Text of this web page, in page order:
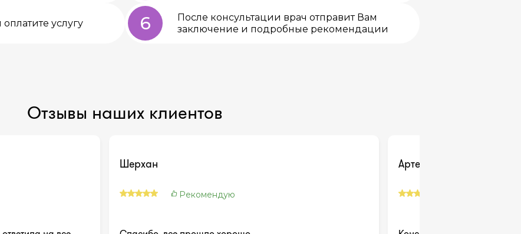
услугу 6
После консультации врач отправит Вам
заключение и подробные рекомендации
Отзывы наших клиентов
Шерхан
Рекомендую
Артем